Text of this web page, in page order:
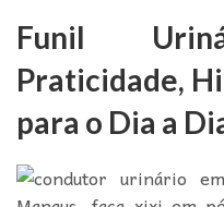
Funil
Praticidade,
para o Dia a